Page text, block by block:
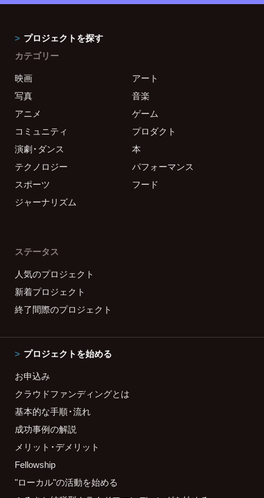
プロジェクトを探す
カテゴリー
映画
アート
写真
音楽
アニメ
ゲーム
コミュニティ
プロダクト
演劇・ダンス
本
テクノロジー
パフォーマンス
スポーツ
フード
ジャーナリズム
ステータス
人気のプロジェクト
新着プロジェクト
終了間際のプロジェクト
プロジェクトを始める
お申込み
クラウドファンディングとは
基本的な手順・流れ
成功事例の解説
メリット・デメリット
Fellowship
"ローカル"の活動を始める